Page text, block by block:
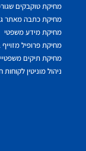
מחיקת טוקבקים
מחיקת כתבה מאתר
מחיקת מידע משפטי
מחיקת פרופיל
מחיקת תיקים
ניהול מוניטין לקוחות